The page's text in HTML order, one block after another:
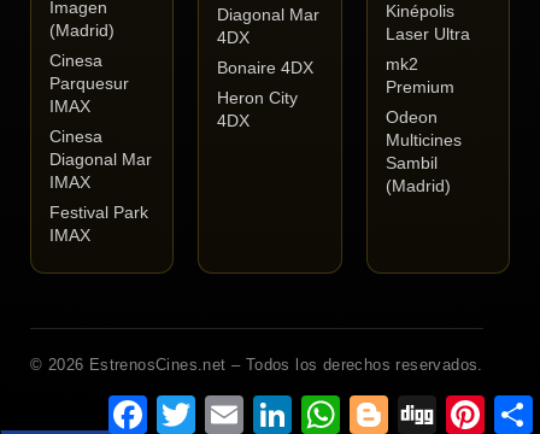
Imagen
(Madrid)
Cinesa
Parquesur
IMAX
Cinesa
Diagonal Mar
IMAX
Festival Park
IMAX
Diagonal Mar
4DX
Bonaire 4DX
Heron City
4DX
Kinépolis
Laser Ultra
mk2
Premium
Odeon
Multicines
Sambil
(Madrid)
© 2026 EstrenosCines.net – Todos los derechos reservados.
FacebookTwitter Email LinkedIn WhatsAppBlogger Digg